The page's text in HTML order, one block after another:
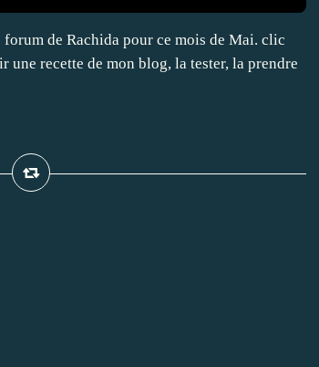
de Rachida pour ce mois de Mai. clic
recette de mon blog, la tester, la prendre